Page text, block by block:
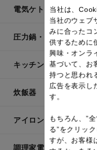
電気ケトル
圧力鍋・電気圧力鍋
キッチン用品
炊飯器
アイロン・衣類スチー
調理家電
当社は、
当社のウェブ
みに合ったコ
供するために
興味・オンラ
基づいて、お
持つと思われ
広告を表示し
す。
もちろん、”
る”をクリッ
すが、お客様